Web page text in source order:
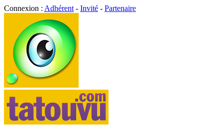
Connexion : Adhérent - Invité - Partenaire